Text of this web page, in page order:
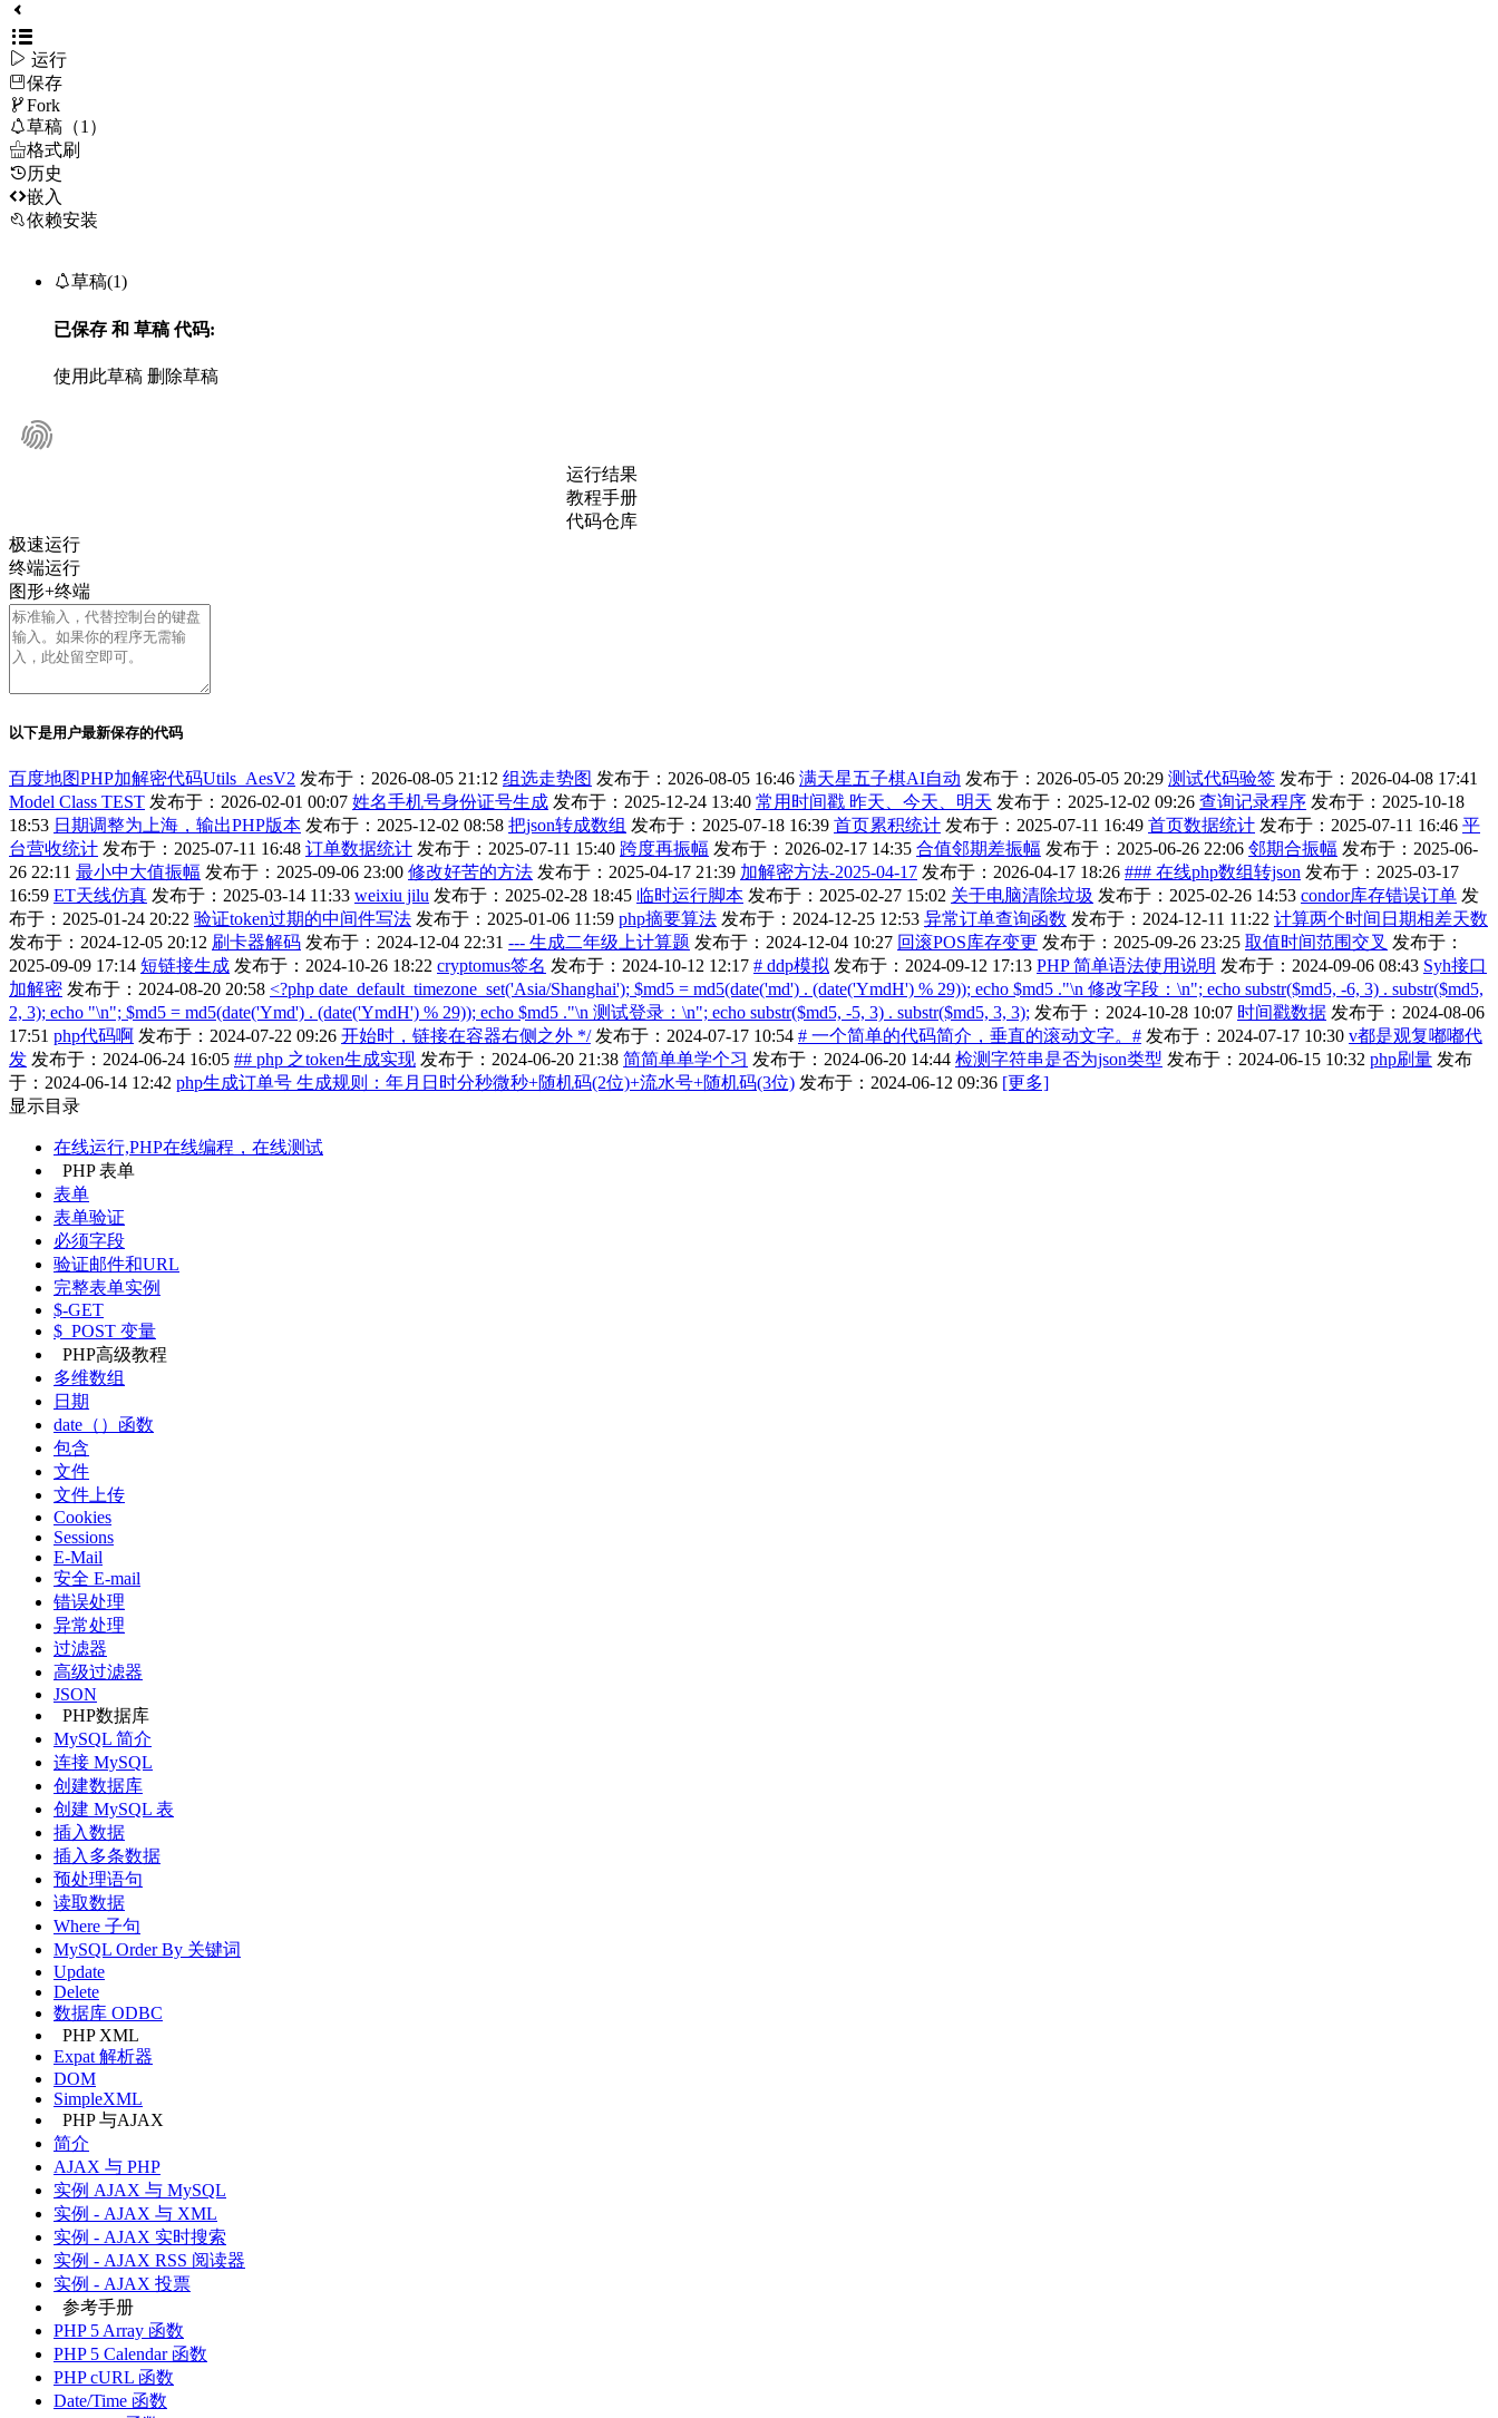
 运行
保存
Fork
草稿（1）
格式刷
历史
嵌入
依赖安装
草稿(1)
已保存 和 草稿代码:
使用此草稿 删除草稿
运行结果
教程手册
代码仓库
极速运行
终端运行
图形+终端
以下是用户最新保存的代码
百度地图PHP加解密代码Utils_AesV2 发布于：2026-08-05 21:12 组选走势图 发布于：2026-08-05 16:46 满天星五子棋AI自动 发布于：2026-05-05 20:29 测试代码验签 发布于：2026-04-08 17:41
Model Class TEST 发布于：2026-02-01 00:07 姓名手机号身份证号生成 发布于：2025-12-24 13:40 常用时间戳 昨天、今天、明天 发布于：2025-12-02 09:26 查询记录程序 发布于：2025-10-18
18:53 日期调整为上海，输出PHP版本 发布于：2025-12-02 08:58 把json转成数组 发布于：2025-07-18 16:39 首页累积统计 发布于：2025-07-11 16:49 首页数据统计 发布于：2025-07-11 16:46 平
台营收统计 发布于：2025-07-11 16:48 订单数据统计 发布于：2025-07-11 15:40 跨度再振幅 发布于：2026-02-17 14:35 合值邻期差振幅 发布于：2025-06-26 22:06 邻期合振幅 发布于：2025-06-
26 22:11 最小中大值振幅 发布于：2025-09-06 23:00 修改好苦的方法 发布于：2025-04-17 21:39 加解密方法-2025-04-17 发布于：2026-04-17 18:26 ### 在线php数组转json 发布于：2025-03-17
16:59 ET天线仿真 发布于：2025-03-14 11:33 weixiu jilu 发布于：2025-02-28 18:45 临时运行脚本 发布于：2025-02-27 15:02 关于电脑清除垃圾 发布于：2025-02-26 14:53 condor库存错误订单 发
布于：2025-01-24 20:22 验证token过期的中间件写法 发布于：2025-01-06 11:59 php摘要算法 发布于：2024-12-25 12:53 异常订单查询函数 发布于：2024-12-11 11:22 计算两个时间日期相差天数
发布于：2024-12-05 20:12 刷卡器解码 发布于：2024-12-04 22:31 --- 生成二年级上计算题 发布于：2024-12-04 10:27 回滚POS库存变更 发布于：2025-09-26 23:25 取值时间范围交叉 发布于：
2025-09-09 17:14 短链接生成 发布于：2024-10-26 18:22 cryptomus签名 发布于：2024-10-12 12:17 # ddp模拟 发布于：2024-09-12 17:13 PHP 简单语法使用说明 发布于：2024-09-06 08:43 Syh接口
加解密 发布于：2024-08-20 20:58 <?php date_default_timezone_set('Asia/Shanghai'); $md5 = md5(date('md') . (date('YmdH') % 29)); echo $md5 ."\n 修改字段：\n"; echo substr($md5, -6, 3) . substr($md5,
2, 3); echo "\n"; $md5 = md5(date('Ymd') . (date('YmdH') % 29)); echo $md5 ."\n 测试登录：\n"; echo substr($md5, -5, 3) . substr($md5, 3, 3); 发布于：2024-10-28 10:07 时间戳数据 发布于：2024-08-06
17:51 php代码啊 发布于：2024-07-22 09:26 开始时，链接在容器右侧之外 */ 发布于：2024-07-17 10:54 # 一个简单的代码简介，垂直的滚动文字。# 发布于：2024-07-17 10:30 v都是观复嘟嘟代
发 发布于：2024-06-24 16:05 ## php 之token生成实现 发布于：2024-06-20 21:38 简简单单学个习 发布于：2024-06-20 14:44 检测字符串是否为json类型 发布于：2024-06-15 10:32 php刷量 发布
于：2024-06-14 12:42 php生成订单号 生成规则：年月日时分秒微秒+随机码(2位)+流水号+随机码(3位) 发布于：2024-06-12 09:36 [更多]
显示目录
在线运行,PHP在线编程，在线测试
PHP 表单
表单
表单验证
必须字段
验证邮件和URL
完整表单实例
$-GET
$_POST 变量
PHP高级教程
多维数组
日期
date（）函数
包含
文件
文件上传
Cookies
Sessions
E-Mail
安全 E-mail
错误处理
异常处理
过滤器
高级过滤器
JSON
PHP数据库
MySQL 简介
连接 MySQL
创建数据库
创建 MySQL 表
插入数据
插入多条数据
预处理语句
读取数据
Where 子句
MySQL Order By 关键词
Update
Delete
数据库 ODBC
PHP XML
Expat 解析器
DOM
SimpleXML
PHP 与AJAX
简介
AJAX 与 PHP
实例 AJAX 与 MySQL
实例 - AJAX 与 XML
实例 - AJAX 实时搜索
实例 - AJAX RSS 阅读器
实例 - AJAX 投票
参考手册
PHP 5 Array 函数
PHP 5 Calendar 函数
PHP cURL 函数
Date/Time 函数